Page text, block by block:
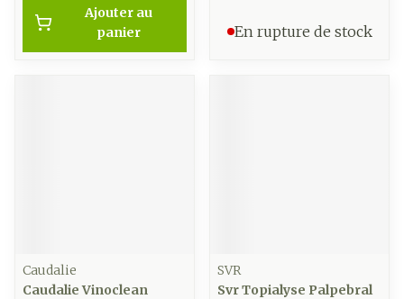
Ajouter au
panier
En rupture de stock
Caudalie
Caudalie Vinoclean
SVR
Svr Topialyse Palpebral